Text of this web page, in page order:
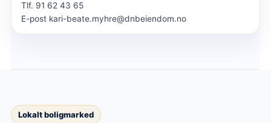
Tlf. 91 62 43 65
E-post kari-beate.myhre@dnbeiendom.no
Lokalt boligmarked